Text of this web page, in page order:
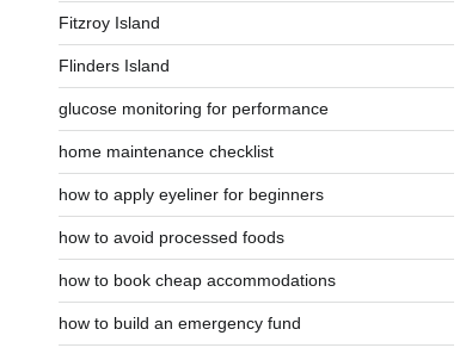
Fitzroy Island
Flinders Island
glucose monitoring for performance
home maintenance checklist
how to apply eyeliner for beginners
how to avoid processed foods
how to book cheap accommodations
how to build an emergency fund